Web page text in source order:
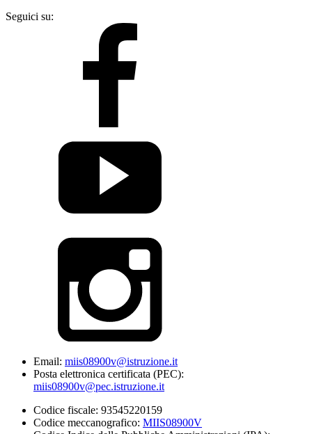
Seguici su:
Email: miis08900v@istruzione.it
Posta elettronica certificata (PEC):
miis08900v@pec.istruzione.it
Codice fiscale: 93545220159
Codice meccanografico: MIIS08900V